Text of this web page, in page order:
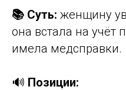
📚 Суть: женщину
она встала на учёт
имела медсправки.
🔊 Позиции: